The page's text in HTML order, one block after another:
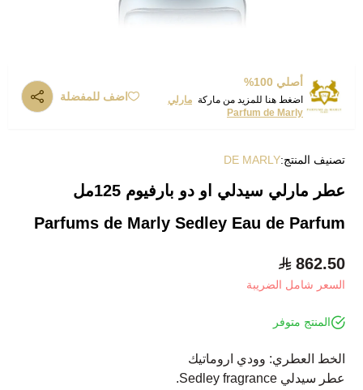
أصلي 100%
اضغط هنا للمزيد من ماركة مارلي
Parfum de Marly
اضف للمفضلة
تصنيف المنتج:DE MARLY
عطر مارلي سيدلي او دو بارفيوم 125مل
Parfums de Marly Sedley Eau de Parfum
862.50
السعر شامل الضريبة
المنتج متوفر
الخط العطري: وودي اروماتيك
عطر سيدلي Sedley fragrance.